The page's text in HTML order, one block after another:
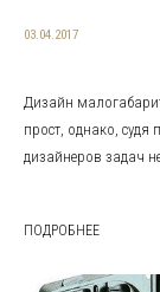
03.04.2017
Дизайн
прост, однако,
дизайнеров задач
ПОДРОБНЕЕ